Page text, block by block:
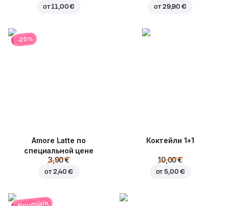
от11,00 € от 29,90 €
-25%
Amore Latte по
специальной цене
3,90 €
от 2,40 €
Коктейли 1+1
10,00 €
от5,00 €